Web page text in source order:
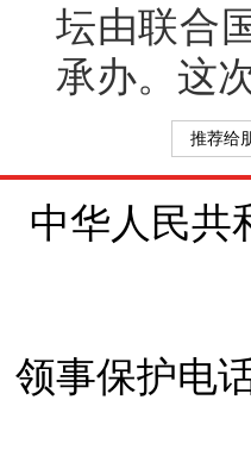
坛由联合
承办。这
推荐给
中华人民共
领事保护电